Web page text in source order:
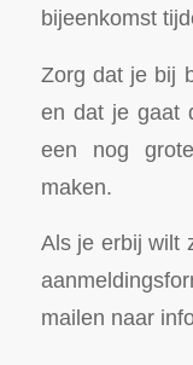
bijeenkomst
Zorg dat je bij
en dat je gaat
een nog
maken.
Als je erbij wilt
mailen naar